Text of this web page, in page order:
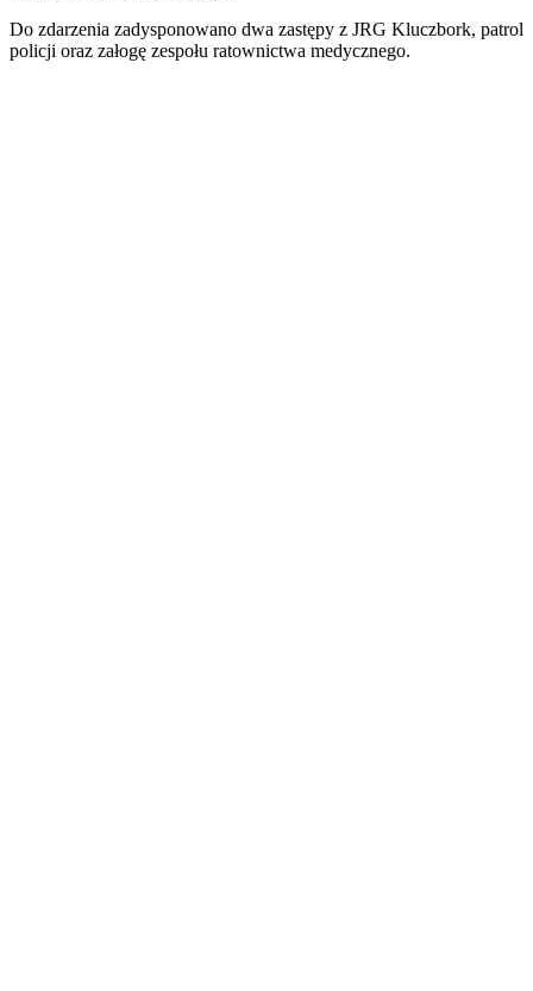
Do zdarzenia zadysponowano dwa zastępy z JRG Kluczbork, patrol
policji oraz załogę zespołu ratownictwa medycznego.